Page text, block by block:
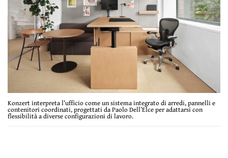
Konzert interpreta l’ufficio come un sistema integrato di arredi, pannelli e
contenitori coordinati, progettati da Paolo Dell’Elce per adattarsi con
flessibilità a diverse configurazioni di lavoro.